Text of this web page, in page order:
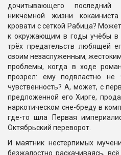
дочитывающего последний
никчёмной жизни
кровати с сеткой Рабица?
к окружающим в годы учёбы в
трёх предательств любящей
своим незаслуженным,
проблемы, когда в ходе
прозрел: ему подвластно
чувственность? А, может, с
предложенной его Хирге,
наркотическом сне-бреду в
где-то шла Первая
Октябрьский переворот.
И маятник нестерпимых
безжалостно раскачиваясь,